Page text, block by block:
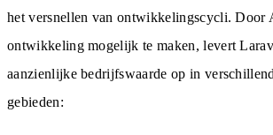
het versnellen van ontwikkelingscycli. Door
ontwikkeling mogelijk te maken, levert
aanzienlijke bedrijfswaarde op in
gebieden: